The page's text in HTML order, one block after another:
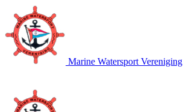
Marine Watersport Vereniging